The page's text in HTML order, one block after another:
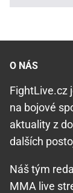
O NÁS
FightLive.cz
na bojové
aktuality z
dalších
Náš tým
MMA live